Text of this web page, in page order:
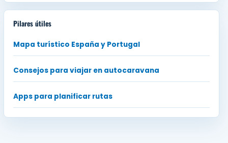
Pilares útiles
Mapa turístico España y Portugal
Consejos para viajar en autocaravana
Apps para planificar rutas